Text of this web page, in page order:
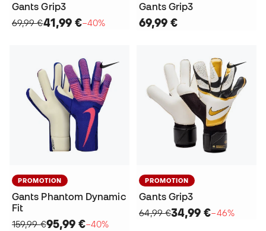
Gants Grip3
69,99 €41,99 €−40%
Gants Grip3
69,99 €
PROMOTION
Gants Phantom Dynamic
Fit
159,99 €95,99 €−40%
PROMOTION
Gants Grip3
64,99 €34,99 €−46%